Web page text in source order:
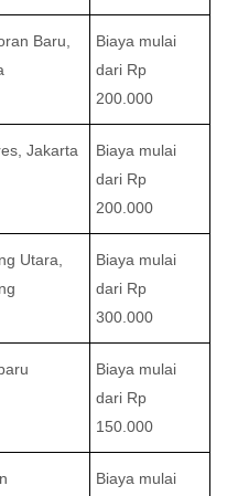
Baru,
Biaya mulai
dari Rp
200.000
Jakarta
Biaya mulai
dari Rp
200.000
Utara,
Biaya mulai
dari Rp
300.000
Biaya mulai
dari Rp
150.000
Biaya mulai